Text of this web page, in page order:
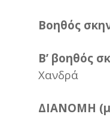
Βοηθός
Β’ βοηθός
Χανδρά
ΔΙΑΝΟΜΗ